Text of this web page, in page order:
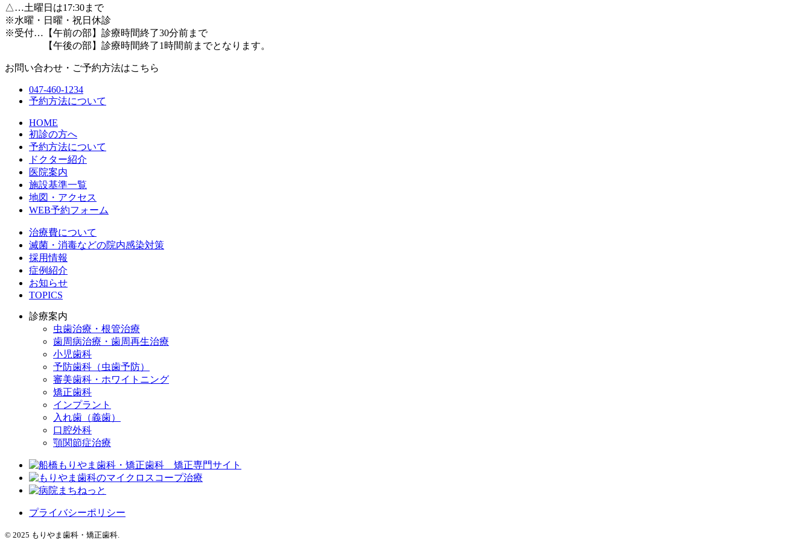
△…土曜日は17:30まで
※水曜・日曜・祝日休診
※受付…【午前の部】診療時間終了30分前まで
【午後の部】診療時間終了1時間前までとなります。
お問い合わせ・ご予約方法はこちら
047-460-1234
予約方法について
HOME
初診の方へ
予約方法について
ドクター紹介
医院案内
施設基準一覧
地図・アクセス
WEB予約フォーム
治療費について
滅菌・消毒などの院内感染対策
採用情報
症例紹介
お知らせ
TOPICS
診療案内
虫歯治療・根管治療
歯周病治療・歯周再生治療
小児歯科
予防歯科（虫歯予防）
審美歯科・ホワイトニング
矯正歯科
インプラント
入れ歯（義歯）
口腔外科
顎関節症治療
プライバシーポリシー
© 2025 もりやま歯科・矯正歯科.